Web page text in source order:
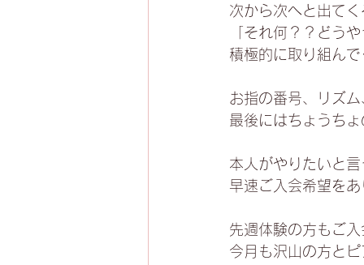
次から次へと出て
「それ何？？どう
積極的に取り組ん
お指の番号、リズ
最後にはちょうち
本人がやりたいと
早速ご入会希望を
先週体験の方もご
今月も沢山の方と